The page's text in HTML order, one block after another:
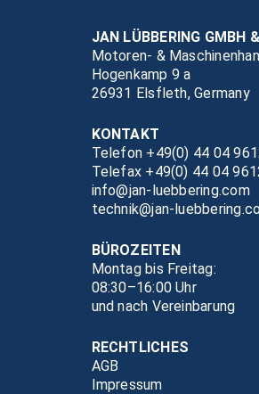
JAN LÜBBERING GMBH
Motoren- &
Hogenkamp 9 a
26931 Elsfleth, Germany
KONTAKT
Telefon +49(0) 44 04
Telefax +49(0) 44 04
info@jan-luebbering.com
technik@jan-
BÜROZEITEN
Montag bis Freitag:
08:30–16:00 Uhr
und nach Vereinbarung
RECHTLICHES
AGB
Impressum